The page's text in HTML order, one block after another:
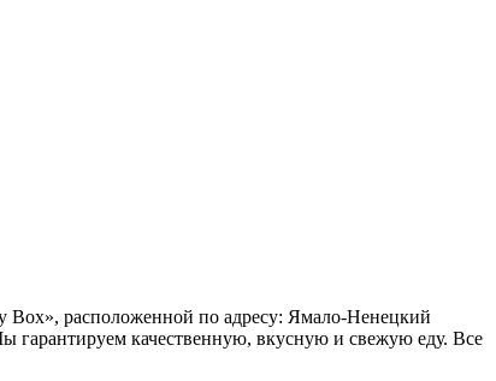
Box», расположенной по адресу: Ямало-Ненецкий
качественную, вкусную и свежую еду. Все